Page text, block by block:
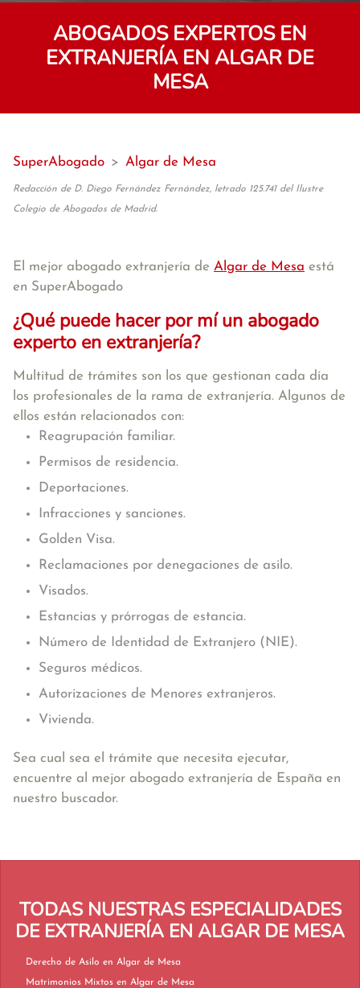
ABOGADOS EXPERTOS EN
EXTRANJERÍA EN ALGAR DE
MESA
SuperAbogado > Algar de Mesa
Redacción de D. Diego Fernández Fernández, letrado 125.741 del Ilustre
Colegio de Abogados de Madrid.
El mejor abogado extranjería de Algar de Mesa está
en SuperAbogado
¿Qué puede hacer por mí un abogado
experto en extranjería?
Multitud de trámites son los que gestionan cada día
los profesionales de la rama de extranjería. Algunos de
ellos están relacionados con:
Reagrupación familiar.
Permisos de residencia.
Deportaciones.
Infracciones y sanciones.
Golden Visa.
Reclamaciones por denegaciones de asilo.
Visados.
Estancias y prórrogas de estancia.
Número de Identidad de Extranjero (NIE).
Seguros médicos.
Autorizaciones de Menores extranjeros.
Vivienda.
Sea cual sea el trámite que necesita ejecutar,
encuentre al mejor abogado extranjería de España en
nuestro buscador.
TODAS NUESTRAS ESPECIALIDADES
DE EXTRANJERÍA EN ALGAR DE MESA
Derecho de Asilo en Algar de Mesa
Matrimonios Mixtos en Algar de Mesa